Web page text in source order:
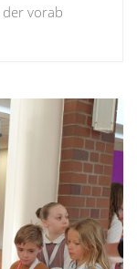
der vorab